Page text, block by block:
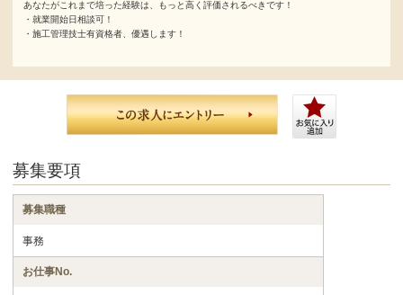
あなたがこれまで培った経験は、もっと高く評価されるべきです！
・就業開始日相談可！
・施工管理技士有資格者、優遇します！
募集要項
募集職種
事務
お仕事No.